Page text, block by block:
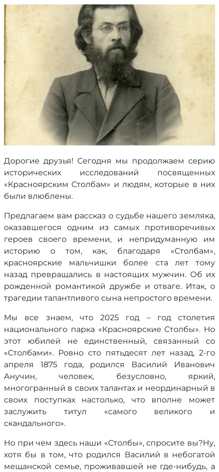
Дорогие друзья! Сегодня мы продолжаем серию
исторических исследований посвященных
«Красноярским Столбам» и людям, которые в них
были влюблены.
Предлагаем вам рассказ о судьбе нашего земляка,
оказавшегося одним из самых противоречивых
героев своего времени, и непридуманную им
историю о том, как, благодаря «Столбам»,
красноярские мальчишки более ста лет тому
назад превращались в настоящих мужчин. Об их
рожденной романтикой дружбе и отваге. Итак, о
трагедии талантливого сына непростого времени.
Мы все знаем, что 2025 год – год столетия
национального парка «Красноярские Столбы». Но
этот юбилей не единственный, связанный со
«Столбами». Ровно сто пятьдесят лет назад, 2-го
апреля 1875 года, родился Василий Иванович
Анучин, человек, безусловно, яркий,
многогранный в своих талантах и неординарный в
своих поступках настолько, что вполне может
заслужить титул «самого великого и
скандального».
Но при чем здесь наши «Столбы», спросите вы?Ну,
хотя бы в том, что родился Василий в небогатой
мещанской семье, проживавшей не где-нибудь, а